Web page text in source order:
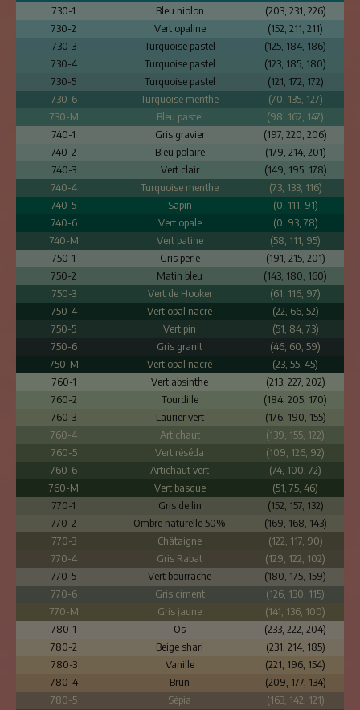
730-1
Bleu niolon
(203, 231, 226)
730-2
Vert opaline
(152, 211, 211)
730-3
Turquoise pastel
(125, 184, 186)
730-4
Turquoise pastel
(123, 185, 180)
730-5
Turquoise pastel
(121, 172, 172)
730-6
Turquoise menthe
(70, 135, 127)
730-M
Bleu pastel
(98, 162, 147)
740-1
Gris gravier
(197, 220, 206)
740-2
Bleu polaire
(179, 214, 201)
740-3
Vert clair
(149, 195, 178)
740-4
Turquoise menthe
(73, 133, 116)
740-5
Sapin
(0, 111, 91)
740-6
Vert opale
(0, 93, 78)
740-M
Vert patine
(58, 111, 95)
750-1
Gris perle
(191, 215, 201)
750-2
Matin bleu
(143, 180, 160)
750-3
Vert de Hooker
(61, 116, 97)
750-4
Vert opal nacré
(22, 66, 52)
750-5
Vert pin
(51, 84, 73)
750-6
Gris granit
(46, 60, 59)
750-M
Vert opal nacré
(23, 55, 45)
760-1
Vert absinthe
(213, 227, 202)
760-2
Tourdille
(184, 205, 170)
760-3
Laurier vert
(176, 190, 155)
760-4
Artichaut
(139, 155, 122)
760-5
Vert réséda
(109, 126, 92)
760-6
Artichaut vert
(74, 100, 72)
760-M
Vert basque
(51, 75, 46)
770-1
Gris de lin
(152, 157, 132)
770-2
Ombre naturelle 50%
(169, 168, 143)
770-3
Châtaigne
(122, 117, 90)
770-4
Gris Rabat
(129, 122, 102)
770-5
Vert bourrache
(180, 175, 159)
770-6
Gris ciment
(126, 130, 115)
770-M
Gris jaune
(141, 136, 100)
780-1
Os
(233, 222, 204)
780-2
Beige shari
(231, 214, 185)
780-3
Vanille
(221, 196, 154)
780-4
Brun
(209, 177, 134)
780-5
Sépia
(163, 142, 121)